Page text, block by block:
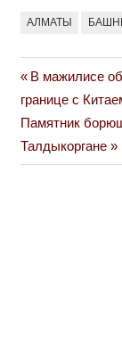
АЛМАТЫ
по
записям
Previous
Post:
В мажилисе
границе с
Next
Post:
Памятник
Талдыкоргане